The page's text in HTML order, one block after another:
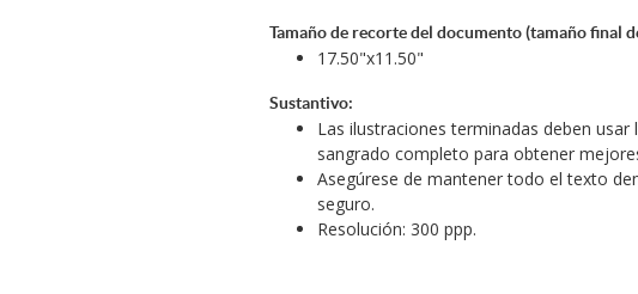
Tamaño de recorte del documento (tamaño final
17.50"x11.50"
Sustantivo:
Las ilustraciones terminadas deben usar
sangrado completo para obtener
Asegúrese de mantener todo el texto
seguro.
Resolución: 300 ppp.